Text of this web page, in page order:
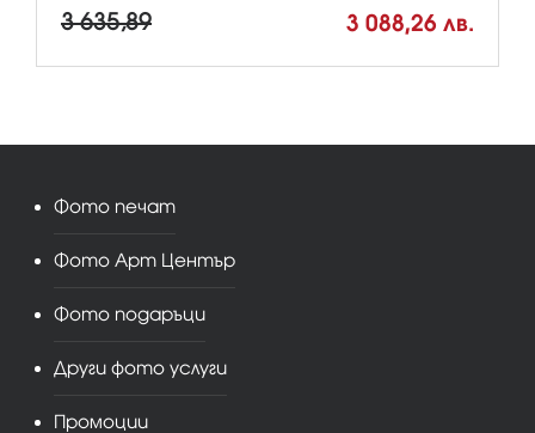
3 635,89 3 088,26 лв.
Фото печат
Фото Арт Център
Фото подаръци
Други фото услуги
Промоции